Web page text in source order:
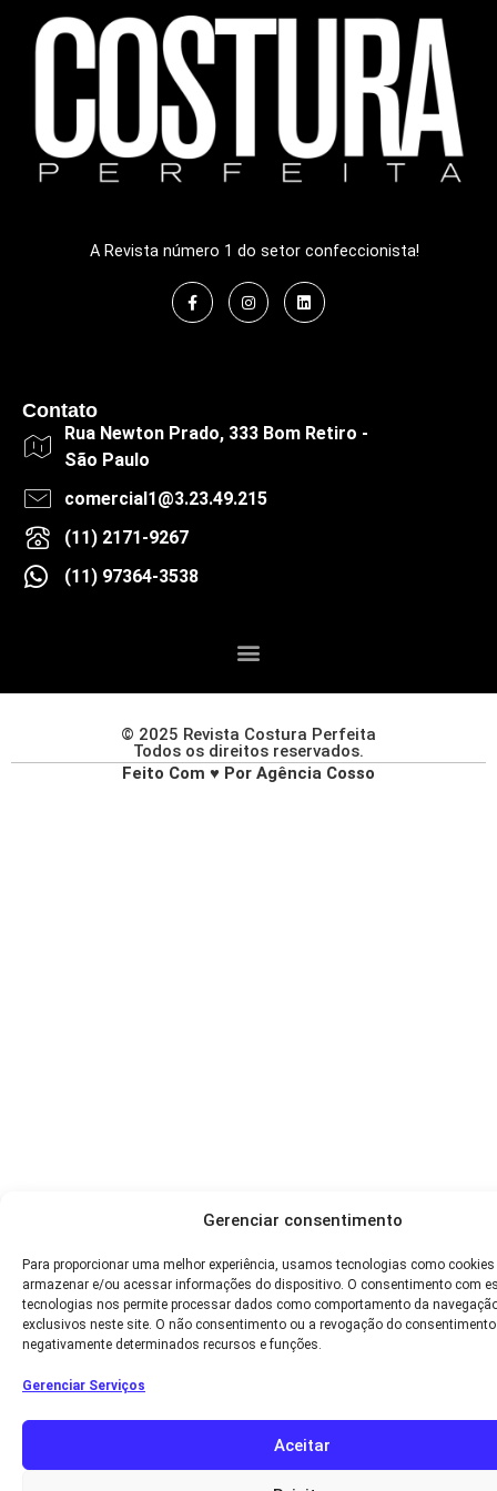
Gerenciar consentimento
Para proporcionar uma melhor experiência, usamos tecnologias como cookies
armazenar e/ou acessar informações do dispositivo. O consentimento com
tecnologias nos permite processar dados como comportamento da
exclusivos neste site. O não consentimento ou a revogação do
negativamente determinados recursos e funções.
Gerenciar Serviços
Aceitar
A Revista número 1 do setor confeccionista!
Contato
Rua Newton Prado, 333 Bom Retiro -
São Paulo
comercial1@3.23.49.215
(11) 2171-9267
(11) 97364-3538
© 2025 Revista Costura Perfeita
Todos os direitos reservados.
Feito Com ♥ Por Agência Cosso